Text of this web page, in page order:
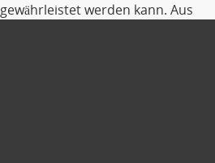
werden kann. Aus